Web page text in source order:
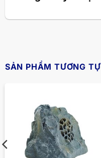
SẢN PHẨM TƯƠNG TỰ